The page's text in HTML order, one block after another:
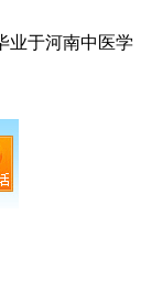
业于河南中医学